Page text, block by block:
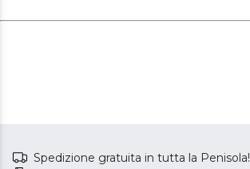
Spedizione gratuita in tutta la Penisola!